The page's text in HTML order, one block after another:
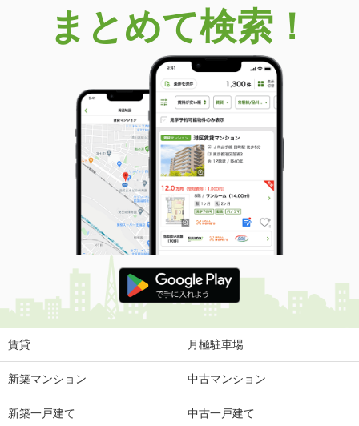
熊本県菊池郡大津町大字大林
価 格
600万円
熊本県菊池郡大津町大字大林
83.54m²
土地面積 1099m²
熊本県熊本市北区楡木２丁目
価 格
2,090万円
住 所
熊本県熊本市北区楡木２丁目
建物面積 108.61m²
土地面積 231.47m²
熊本県上益城郡益城町大字広崎
価 格
1,780万円
住 所
熊本県上益城郡益城町大字広崎
建物面積
まとめて検索！
賃貸 月極駐車場
新築マンション 中古マンション
新築一戸建て 中古一戸建て